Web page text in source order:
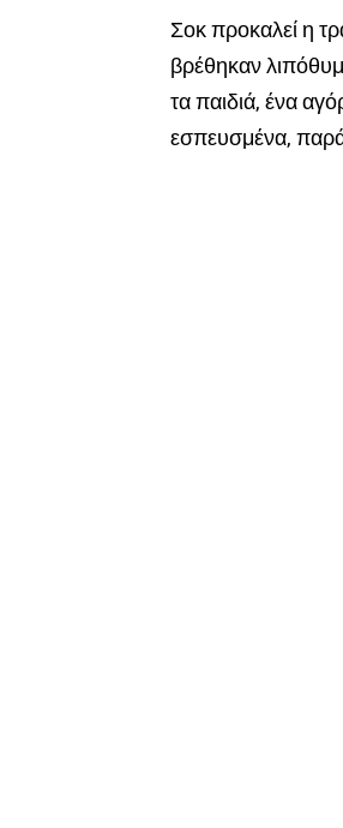
Σοκ προκαλεί η
βρέθηκαν
τα παιδιά, ένα
εσπευσμένα,